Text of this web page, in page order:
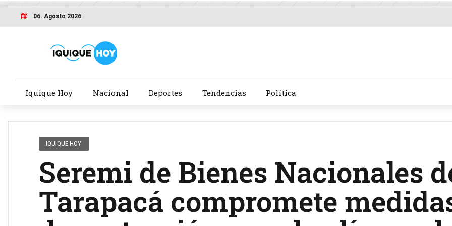
06. Agosto 2026
Iquique Hoy Nacional Deportes Tendencias Política
IQUIQUE HOY
Seremi de Bienes Nacionales
Tarapacá compromete